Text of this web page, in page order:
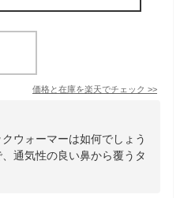
価格と在庫を楽天でチェック >>
ウォーマーは如何でしょう
通気性の良い鼻から覆うタ